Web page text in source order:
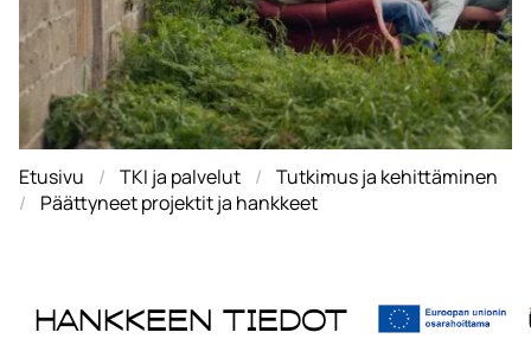
Etusivu TKI ja palvelut
Tutkimus ja kehittäminen
Päättyneet projektit ja hankkeet
Hankkeen tiedot